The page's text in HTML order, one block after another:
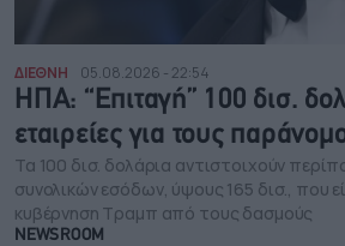
ΔΙΕΘΝΗ 05.08.2026 - 22:54
ΗΠΑ: “Επιταγή” 100 δισ.
εταιρείες για τους
Τα 100 δισ. δολάρια αντιστοιχούν
συνολικών εσόδων, ύψους 165 δισ., που
κυβέρνηση Τραμπ από τους δασμούς
NEWSROOM